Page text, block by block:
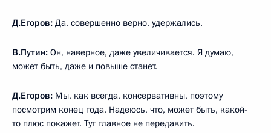
Д.Егоров: Да, совершенно верно, удержались.
В.Путин: Он, наверное, даже увеличивается. Я думаю,
может быть, даже и повыше станет.
Д.Егоров: Мы, как всегда, консервативны, поэтому
посмотрим конец года. Надеюсь, что, может быть, какой-
то плюс покажет. Тут главное не передавить.